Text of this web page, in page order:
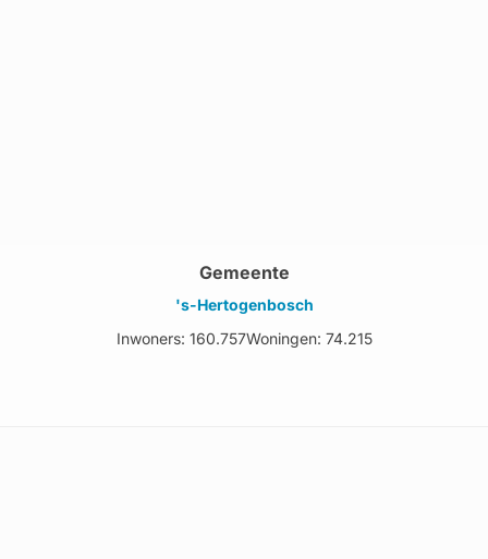
Gemeente
's-Hertogenbosch
Inwoners: 160.757Woningen: 74.215